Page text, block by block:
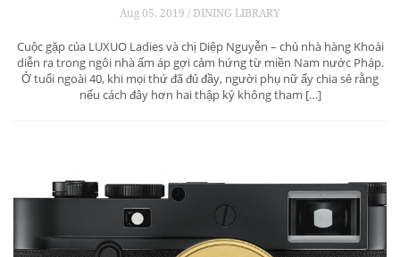
Aug 05, 2019 / DINING LIBRARY
Cuộc gặp của LUXUO Ladies và chị Diệp Nguyễn – chủ nhà hàng Khoái
diễn ra trong ngôi nhà ấm áp gợi cảm hứng từ miền Nam nước Pháp.
Ở tuổi ngoài 40, khi mọi thứ đã đủ đầy, người phụ nữ ấy chia sẻ rằng
nếu cách đây hơn hai thập kỷ không tham […]